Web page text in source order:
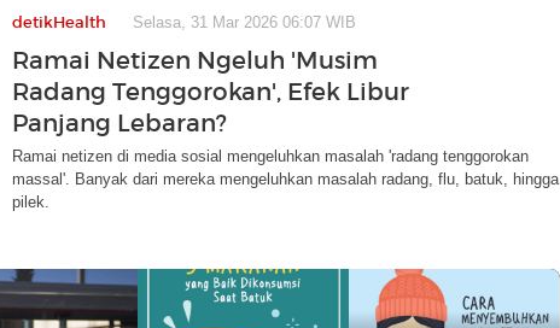
detikHealth Selasa, 31 Mar 2026 06:07 WIB
Ramai Netizen Ngeluh 'Musim
Radang Tenggorokan', Efek Libur
Panjang Lebaran?
Ramai netizen di media sosial mengeluhkan masalah 'radang tenggorokan
massal'. Banyak dari mereka mengeluhkan masalah radang, flu, batuk, hingga
pilek.